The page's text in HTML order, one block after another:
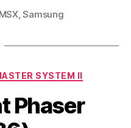
(1984)”
MSX,Samsung
SYSTEM II
Phaser